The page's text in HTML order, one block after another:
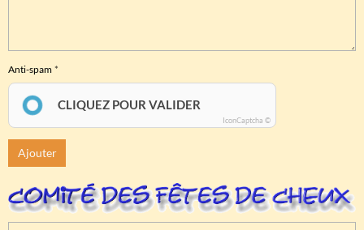
Anti-spam
CLIQUEZ POUR VALIDER
IconCaptcha ©
Ajouter